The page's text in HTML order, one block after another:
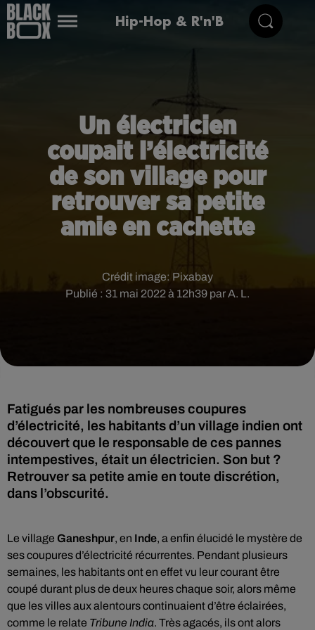
Hip-Hop & R'n'B
Un électricien
coupait l’électricité
de son village pour
retrouver sa petite
amie en cachette
Publié : 31 mai 2022 à 12h39 par A. L.
Crédit image: Pixabay
Fatigués par les nombreuses coupures
d’électricité, les habitants d’un village indien ont
découvert que le responsable de ces pannes
intempestives, était un électricien. Son but ?
Retrouver sa petite amie en toute discrétion,
dans l’obscurité.
Le village Ganeshpur, en Inde, a enfin élucidé le mystère de
ses coupures d’électricité récurrentes. Pendant plusieurs
semaines, les habitants ont en effet vu leur courant être
coupé durant plus de deux heures chaque soir, alors même
que les villes aux alentours continuaient d’être éclairées,
comme le relate Tribune India. Très agacés, ils ont alors